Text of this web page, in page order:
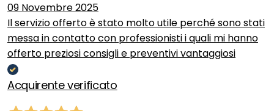
09 Novembre 2025
Il servizio offerto è stato molto utile perché sono stati
messa in contatto con professionisti i quali mi hanno
offerto preziosi consigli e preventivi vantaggiosi
Acquirente verificato